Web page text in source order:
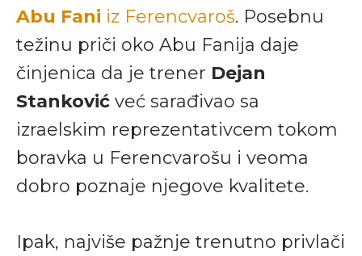
Abu Fani iz Ferencvaroš. Posebnu
težinu priči oko Abu Fanija daje
činjenica da je trener Dejan
Stanković već sarađivao sa
izraelskim reprezentativcem tokom
boravka u Ferencvarošu i veoma
dobro poznaje njegove kvalitete.
Ipak, najviše pažnje trenutno privlači